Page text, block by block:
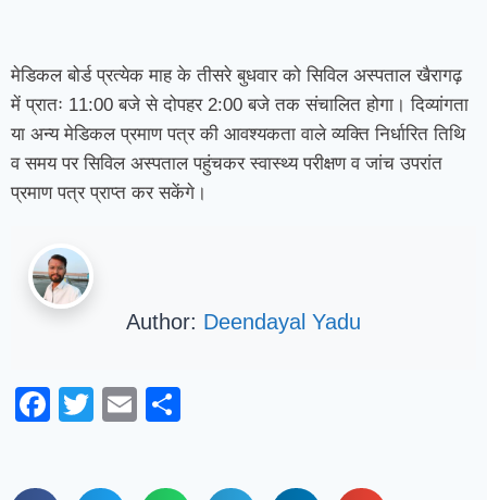
मेडिकल बोर्ड प्रत्येक माह के तीसरे बुधवार को सिविल अस्पताल खैरागढ़
में प्रातः 11:00 बजे से दोपहर 2:00 बजे तक संचालित होगा। दिव्यांगता
या अन्य मेडिकल प्रमाण पत्र की आवश्यकता वाले व्यक्ति निर्धारित तिथि
व समय पर सिविल अस्पताल पहुंचकर स्वास्थ्य परीक्षण व जांच उपरांत
प्रमाण पत्र प्राप्त कर सकेंगे।
Author: Deendayal Yadu
Facebook
TwitterEmail